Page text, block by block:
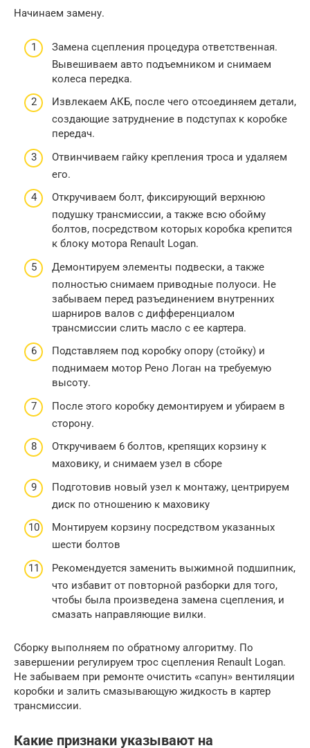
Начинаем замену.
Замена сцепления процедура ответственная.
Вывешиваем авто подъемником и снимаем
колеса передка.
Извлекаем АКБ, после чего отсоединяем детали,
создающие затруднение в подступах к коробке
передач.
Отвинчиваем гайку крепления троса и удаляем
его.
Откручиваем болт, фиксирующий верхнюю
подушку трансмиссии, а также всю обойму
болтов, посредством которых коробка крепится
к блоку мотора Renault Logan.
Демонтируем элементы подвески, а также
полностью снимаем приводные полуоси. Не
забываем перед разъединением внутренних
шарниров валов с дифференциалом
трансмиссии слить масло с ее картера.
Подставляем под коробку опору (стойку) и
поднимаем мотор Рено Логан на требуемую
высоту.
После этого коробку демонтируем и убираем в
сторону.
Откручиваем 6 болтов, крепящих корзину к
маховику, и снимаем узел в сборе
Подготовив новый узел к монтажу, центрируем
диск по отношению к маховику
Монтируем корзину посредством указанных
шести болтов
Рекомендуется заменить выжимной подшипник,
что избавит от повторной разборки для того,
чтобы была произведена замена сцепления, и
смазать направляющие вилки.
Сборку выполняем по обратному алгоритму. По
завершении регулируем трос сцепления Renault Logan.
Не забываем при ремонте очистить «сапун» вентиляции
коробки и залить смазывающую жидкость в картер
трансмиссии.
Какие признаки указывают на